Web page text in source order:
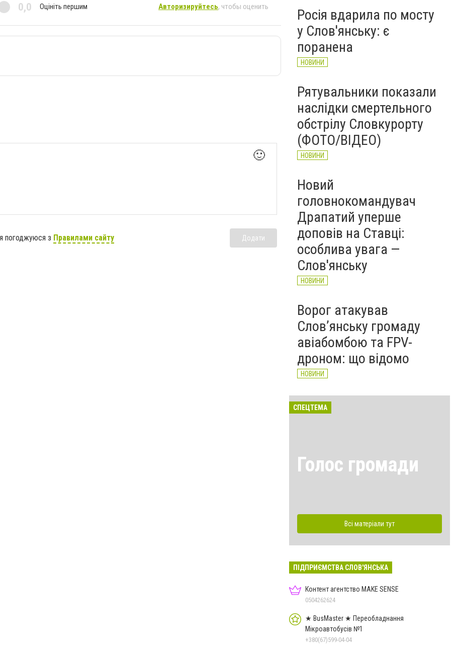
0,0 Оцініть першим Авторизируйтесь, чтобы оценить
🙂
погоджуюся з Правилами сайту Додати
Росія вдарила по мосту
у Слов'янську: є
поранена
НОВИНИ
Рятувальники показали
наслідки смертельного
обстрілу Словкурорту
(ФОТО/ВІДЕО)
НОВИНИ
Новий
головнокомандувач
Драпатий уперше
доповів на Ставці:
особлива увага —
Слов'янську
НОВИНИ
Ворог атакував
Слов’янську громаду
авіабомбою та FPV-
дроном: що відомо
НОВИНИ
СПЕЦТЕМА
Голос громади
Всі матеріали тут
ПІДПРИЄМСТВА СЛОВ'ЯНСЬКА
Контент агентство MAKE SENSE
0504262624
★ BusMaster ★ Переобладнання
Мікроавтобусів №1
+380(67)599-04-04